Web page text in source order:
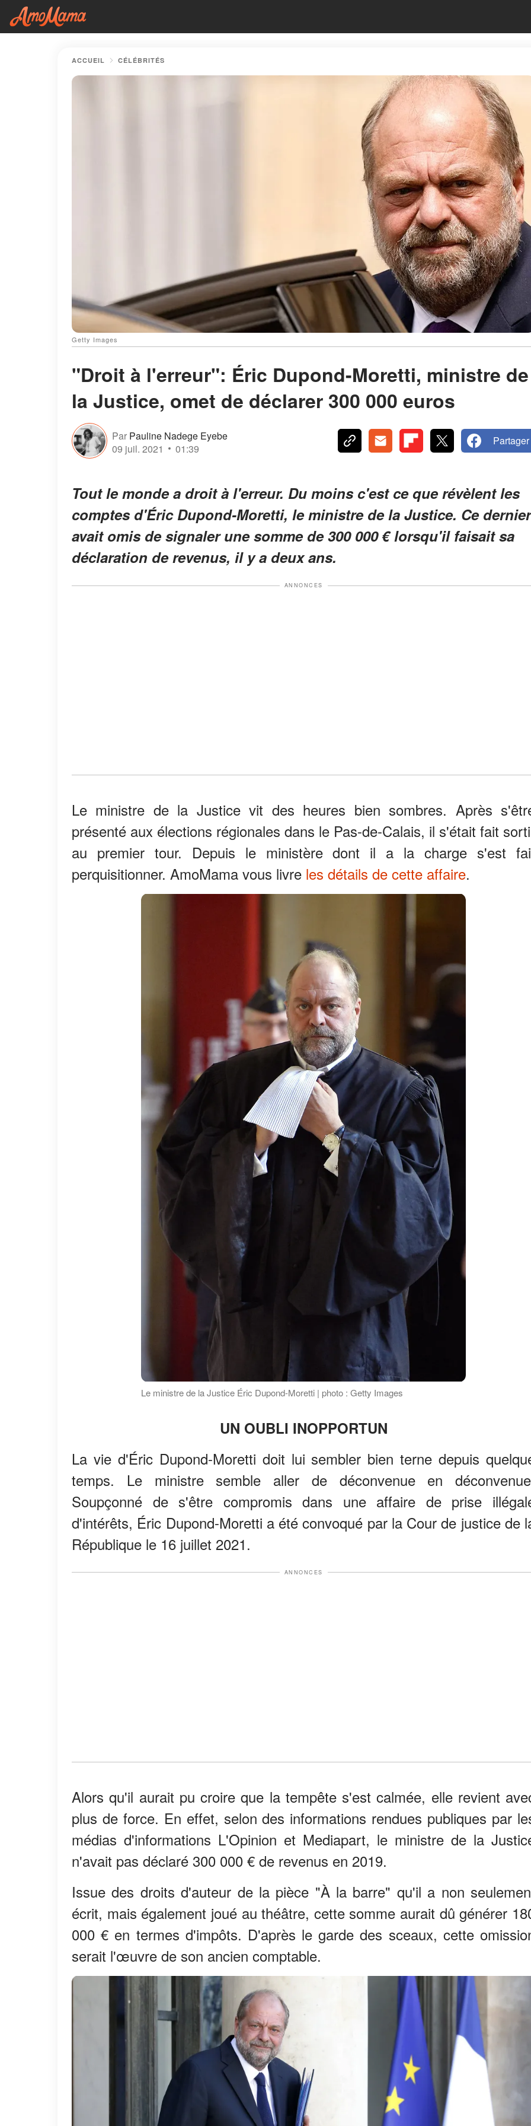
ACCUEIL CÉLÉBRITÉS
Getty Images
"Droit à l'erreur": Éric Dupond-Moretti, ministre de
la Justice, omet de déclarer 300 000 euros
Par Pauline Nadege Eyebe
09 juil. 2021
01:39
Partager
Tout le monde a droit à l'erreur. Du moins c'est ce que révèlent les
comptes d'Éric Dupond-Moretti, le ministre de la Justice. Ce dernier
avait omis de signaler une somme de 300 000 € lorsqu'il faisait sa
déclaration de revenus, il y a deux ans.
ANNONCES
Le ministre de la Justice vit des heures bien sombres. Après
présenté aux élections régionales dans le Pas-de-Calais, il s'était fait
au premier tour. Depuis le ministère dont il a la charge s'est
perquisitionner. AmoMama vous livre les détails de cette affaire.
Le ministre de la Justice Éric Dupond-Moretti | photo : Getty Images
UN OUBLI INOPPORTUN
La vie d'Éric Dupond-Moretti doit lui sembler bien terne depuis
temps. Le ministre semble aller de déconvenue en
Soupçonné de s'être compromis dans une affaire de prise
d'intérêts, Éric Dupond-Moretti a été convoqué par la Cour de justice de
République le 16 juillet 2021.
ANNONCES
Alors qu'il aurait pu croire que la tempête s'est calmée, elle revient
plus de force. En effet, selon des informations rendues publiques par
médias d'informations L'Opinion et Mediapart, le ministre de la
n'avait pas déclaré 300 000 € de revenus en 2019.
Issue des droits d'auteur de la pièce "À la barre" qu'il a non
écrit, mais également joué au théâtre, cette somme aurait dû générer
000 € en termes d'impôts. D'après le garde des sceaux, cette
serait l'œuvre de son ancien comptable.